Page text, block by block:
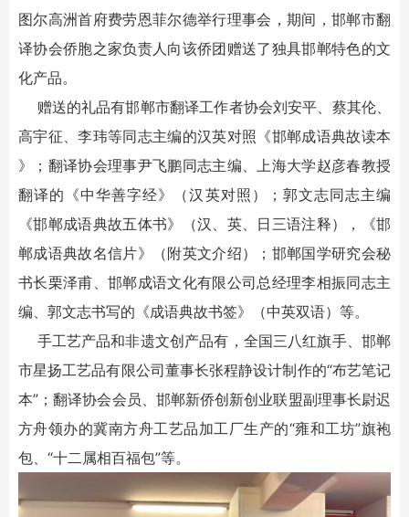
图尔高洲首府费劳恩菲尔德举行理事会，期间，邯郸市翻
译协会侨胞之家负责人向该侨团赠送了独具邯郸特色的文
化产品。
赠送的礼品有邯郸市翻译工作者协会刘安平、蔡其伦、
高宇征、李玮等同志主编的汉英对照《邯郸成语典故读本
》；翻译协会理事尹飞鹏同志主编、上海大学赵彦春教授
翻译的《中华善字经》（汉英对照）；郭文志同志主编
《邯郸成语典故五体书》（汉、英、日三语注释），《邯
郸成语典故名信片》（附英文介绍）；邯郸国学研究会秘
书长栗泽甫、邯郸成语文化有限公司总经理李相振同志主
编、郭文志书写的《成语典故书签》（中英双语）等。
手工艺产品和非遗文创产品有，全国三八红旗手、邯郸
市星扬工艺品有限公司董事长张程静设计制作的“布艺笔记
本”；翻译协会会员、邯郸新侨创新创业联盟副理事长尉迟
方舟领办的冀南方舟工艺品加工厂生产的“雍和工坊”旗袍
包、“十二属相百福包”等。